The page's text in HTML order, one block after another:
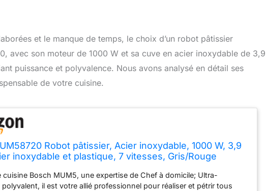
et le manque de temps, le choix d’un robot pâtissier
avec son moteur de 1000 W et sa cuve en acier inoxydable de 3,9
puissance et polyvalence. Nous avons analysé en détail ses
de votre cuisine.
Robot pâtissier, Acier inoxydable, 1000 W, 3,9
inoxydable et plastique, 7 vitesses, Gris/Rouge
cuisine Bosch MUM5, une expertise de Chef à domicile; Ultra-
il est votre allié professionnel pour réaliser et pétrir tous